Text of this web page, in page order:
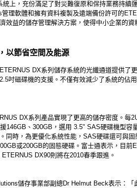
統上，充份滿足了對災難復原和保持業務持續
理軟體和擁有資料複製及遠端備份許可的
效益的儲存管理解決方案，使得中小企業的資
以節省空間及能源
DX系列儲存系統的光纖通道提供了
吋磁碟機的支援。不僅有效減少了系統的佔
DX系列產品實現了更高的儲存密度。每
146GB、300GB，選用 3.5" SAS硬碟機型容
同時，為更優化系統性能，SAS硬碟還可與
或200GB的固態硬碟。富士通表示，目前
DX90則將在2010春季跟進。
儲存事業部副總Dr Helmut Beck表示：「